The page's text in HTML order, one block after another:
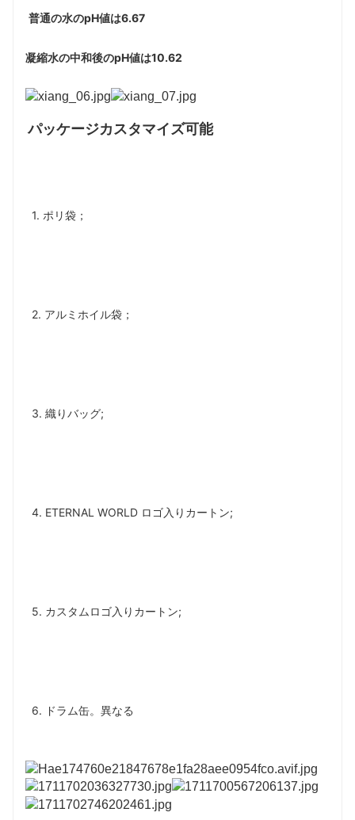
普通の水のpH値は6.67
凝縮水の中和後のpH値は10.62
パッケージカスタマイズ可能
1. ポリ袋；
2. アルミホイル袋；
3. 織りバッグ;
4. ETERNAL WORLD ロゴ入りカートン;
5. カスタムロゴ入りカートン;
6. ドラム缶。異なる